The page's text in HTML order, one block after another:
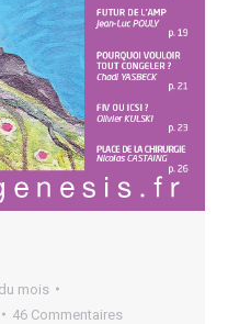
mois
46 Commentaires